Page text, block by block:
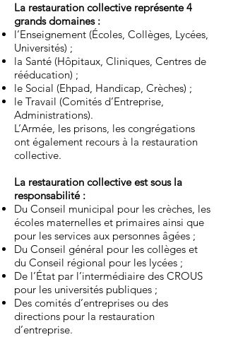
La restauration collective représente 4
grands domaines :
l’Enseignement (Écoles, Collèges, Lycées,
Universités) ;
la Santé (Hôpitaux, Cliniques, Centres de
rééducation) ;
le Social (Ehpad, Handicap, Crèches) ;
le Travail (Comités d’Entreprise,
Administrations).
L’Armée, les prisons, les congrégations
ont également recours à la restauration
collective.
La restauration collective est sous la
responsabilité :
Du Conseil municipal pour les crèches, les
écoles maternelles et primaires ainsi que
pour les services aux personnes âgées ;
Du Conseil général pour les collèges et
du Conseil régional pour les lycées ;
De l’État par l’intermédiaire des CROUS
pour les universités publiques ;
Des comités d’entreprises ou des
directions pour la restauration
d’entreprise.